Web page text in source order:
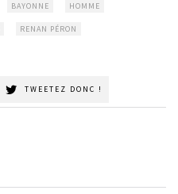
BAYONNE HOMME
RENAN PÉRON
TWEETEZ DONC !